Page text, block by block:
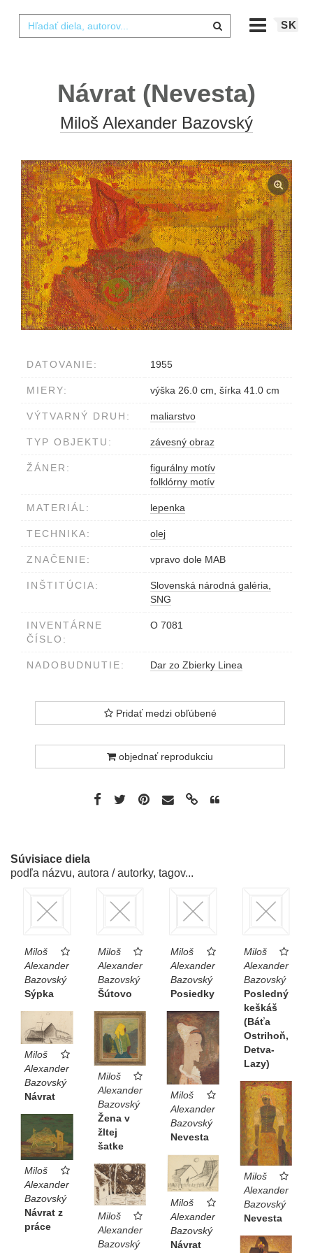
SK
Návrat (Nevesta)
Miloš Alexander Bazovský
DATOVANIE: 1955
MIERY: výška 26.0 cm, šírka 41.0 cm
VÝTVARNÝ DRUH: maliarstvo
TYP OBJEKTU: závesný obraz
ŽÁNER:
figurálny motív
folklórny motív
MATERIÁL: lepenka
TECHNIKA: olej
ZNAČENIE: vpravo dole MAB
INŠTITÚCIA:
Slovenská národná galéria,
SNG
INVENTÁRNE
ČÍSLO:
O 7081
NADOBUDNUTIE: Dar zo Zbierky Linea
Pridať medzi obľúbené
objednať reprodukciu
Súvisiace diela
podľa názvu, autora / autorky, tagov...
Miloš
Alexander
Bazovský
Sýpka
Miloš
Alexander
Bazovský
Šútovo
Miloš
Alexander
Bazovský
Posiedky
Miloš
Alexander
Bazovský
Posledný
keškáš
(Báťa
Ostrihoň,
Detva-
Lazy)
Miloš
Alexander
Bazovský
Návrat
Miloš
Alexander
Bazovský
Žena v
žltej
šatke
Miloš
Alexander
Bazovský
Nevesta
Miloš
Alexander
Bazovský
Nevesta
Miloš
Alexander
Bazovský
Návrat z
práce
Miloš
Alexander
Bazovský
Návrat
Miloš
Alexander
Bazovský